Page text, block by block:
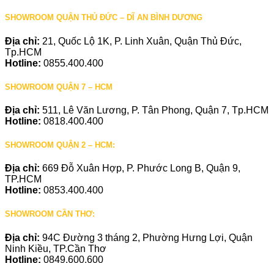
SHOWROOM QUẬN THỦ ĐỨC – DĨ AN BÌNH DƯƠNG
Địa chỉ: 21, Quốc Lộ 1K, P. Linh Xuân, Quận Thủ Đức,
Tp.HCM
Hotline: 0855.400.400
SHOWROOM QUẬN 7 – HCM
Địa chỉ: 511, Lê Văn Lương, P. Tân Phong, Quận 7, Tp.HCM
Hotline: 0818.400.400
SHOWROOM QUẬN 2 – HCM:
Địa chỉ: 669 Đỗ Xuân Hợp, P. Phước Long B, Quận 9,
TP.HCM
Hotline: 0853.400.400
SHOWROOM CẦN THƠ:
Địa chỉ: 94C Đường 3 tháng 2, Phường Hưng Lợi, Quận
Ninh Kiều, TP.Cần Thơ
Hotline: 0849.600.600